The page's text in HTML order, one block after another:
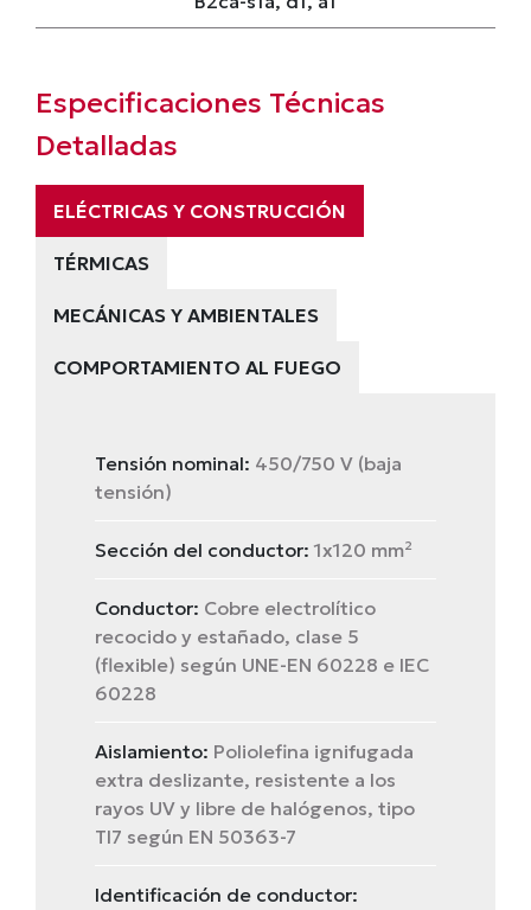
Especificaciones Técnicas
Detalladas
ELÉCTRICAS Y CONSTRUCCIÓN
TÉRMICAS
MECÁNICAS Y AMBIENTALES
COMPORTAMIENTO AL FUEGO
Tensión nominal: 450/750 V (baja
tensión)
Sección del conductor: 1x120 mm²
Conductor: Cobre electrolítico
recocido y estañado, clase 5
(flexible) según UNE-EN 60228 e IEC
60228
Aislamiento: Poliolefina ignifugada
extra deslizante, resistente a los
rayos UV y libre de halógenos, tipo
TI7 según EN 50363-7
Identificación de conductor: